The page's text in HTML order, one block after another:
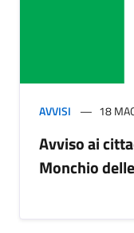
AVVISI 18
Avviso ai
Monchio